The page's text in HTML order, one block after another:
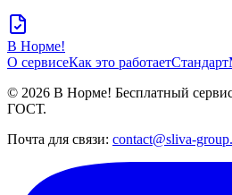
В Норме!
О сервисеКак это работаетСтандарт
© 2026 В Норме! Бесплатный
ГОСТ.
Почта для связи: contact@sliva-